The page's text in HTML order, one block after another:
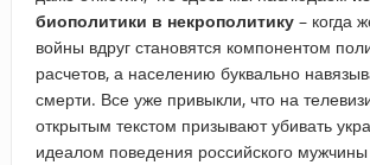
биополитики в некрополитику – когда
войны вдруг становятся компонентом
расчетов, а населению буквально
смерти. Все уже привыкли, что на
открытым текстом призывают убивать
идеалом поведения российского мужчины